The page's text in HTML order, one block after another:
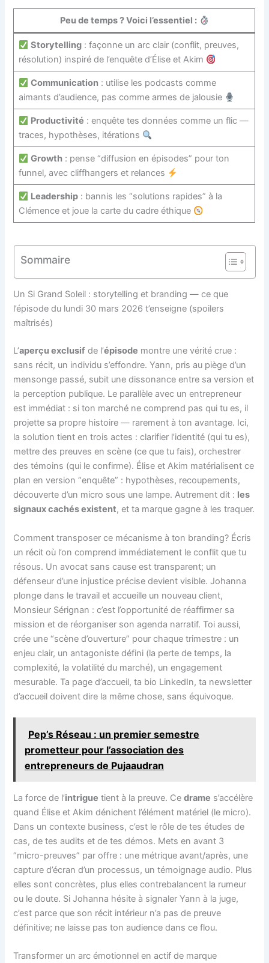
Peu de temps ? Voici l’essentiel :
Storytelling : façonne un arc clair (conflit, preuves,
résolution) inspiré de l’enquête d’Élise et Akim
Communication : utilise les podcasts comme
aimants d’audience, pas comme armes de jalousie
Productivité : enquête tes données comme un flic —
traces, hypothèses, itérations
Growth : pense “diffusion en épisodes” pour ton
funnel, avec cliffhangers et relances
Leadership : bannis les “solutions rapides” à la
Clémence et joue la carte du cadre éthique
Sommaire
Un Si Grand Soleil : storytelling et branding — ce que
l’épisode du lundi 30 mars 2026 t’enseigne (spoilers
maîtrisés)
L’aperçu exclusif de l’épisode montre une vérité crue :
sans récit, un individu s’effondre. Yann, pris au piège d’un
mensonge passé, subit une dissonance entre sa version et
la perception publique. Le parallèle avec un entrepreneur
est immédiat : si ton marché ne comprend pas qui tu es, il
projette sa propre histoire — rarement à ton avantage. Ici,
la solution tient en trois actes : clarifier l’identité (qui tu es),
mettre des preuves en scène (ce que tu fais), orchestrer
des témoins (qui le confirme). Élise et Akim matérialisent ce
plan en version “enquête” : hypothèses, recoupements,
découverte d’un micro sous une lampe. Autrement dit : les
signaux cachés existent, et ta marque gagne à les traquer.
Comment transposer ce mécanisme à ton branding? Écris
un récit où l’on comprend immédiatement le conflit que tu
résous. Un avocat sans cause est transparent; un
défenseur d’une injustice précise devient visible. Johanna
plonge dans le travail et accueille un nouveau client,
Monsieur Sérignan : c’est l’opportunité de réaffirmer sa
mission et de réorganiser son agenda narratif. Toi aussi,
crée une “scène d’ouverture” pour chaque trimestre : un
enjeu clair, un antagoniste défini (la perte de temps, la
complexité, la volatilité du marché), un engagement
mesurable. Ta page d’accueil, ta bio LinkedIn, ta newsletter
d’accueil doivent dire la même chose, sans équivoque.
Pep’s Réseau : un premier semestre
prometteur pour l’association des
entrepreneurs de Pujaaudran
La force de l’intrigue tient à la preuve. Cedrame s’accélère
quand Élise et Akim dénichent l’élément matériel (le micro).
Dans un contexte business, c’est le rôle de tes études de
cas, de tes audits et de tes démos. Mets en avant 3
“micro-preuves” par offre : une métrique avant/après, une
capture d’écran d’un processus, un témoignage audio. Plus
elles sont concrètes, plus elles contrebalancent la rumeur
ou le doute. Si Johanna hésite à signaler Yann à la juge,
c’est parce que son récit intérieur n’a pas de preuve
définitive; ne laisse pas ton audience dans ce flou.
Transformer un arc émotionnel en actif de marque